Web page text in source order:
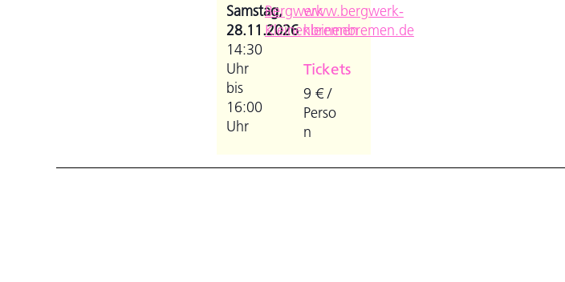
Samstag,
28.11.2026
14:30
Uhr
bis
16:00
Uhr
Bergwerk
Kleinenbremen
www.bergwerk-
kleinenbremen.de
Tickets
9 € /
Perso
n